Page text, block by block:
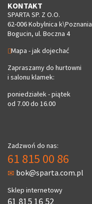
KONTAKT
SPARTA SP. Z O.O.
62-006 Kobylnica k\Poznania
Bogucin, ul. Boczna 4
Mapa - jak dojechać
Zapraszamy do hurtowni
i salonu klamek:
poniedziałek - piątek
od 7.00 do 16.00
Zadzwoń do nas:
61 815 00 86
bok@sparta.com.pl
Sklep internetowy
61 815 16 52